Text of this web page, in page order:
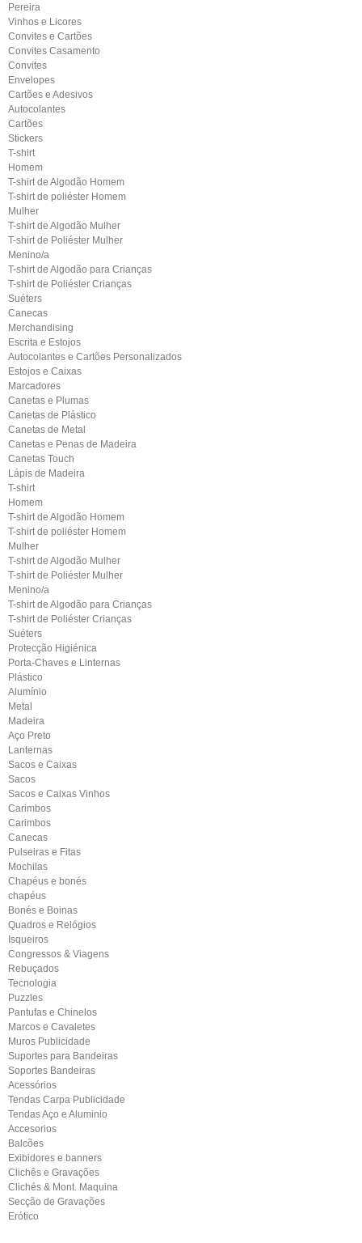
Pereira
Vinhos e Licores
Convites e Cartões
Convites Casamento
Convites
Envelopes
Cartões e Adesivos
Autocolantes
Cartões
Stickers
T-shirt
Homem
T-shirt de Algodão Homem
T-shirt de poliéster Homem
Mulher
T-shirt de Algodão Mulher
T-shirt de Poliéster Mulher
Menino/a
T-shirt de Algodão para Crianças
T-shirt de Poliéster Crianças
Suéters
Canecas
Merchandising
Escrita e Estojos
Autocolantes e Cartões Personalizados
Estojos e Caixas
Marcadores
Canetas e Plumas
Canetas de Plástico
Canetas de Metal
Canetas e Penas de Madeira
Canetas Touch
Lápis de Madeira
T-shirt
Homem
T-shirt de Algodão Homem
T-shirt de poliéster Homem
Mulher
T-shirt de Algodão Mulher
T-shirt de Poliéster Mulher
Menino/a
T-shirt de Algodão para Crianças
T-shirt de Poliéster Crianças
Suéters
Protecção Higiénica
Porta-Chaves e Linternas
Plástico
Alumínio
Metal
Madeira
Aço Preto
Lanternas
Sacos e Caixas
Sacos
Sacos e Caixas Vinhos
Carimbos
Carimbos
Canecas
Pulseiras e Fitas
Mochilas
Chapéus e bonés
chapéus
Bonés e Boinas
Quadros e Relógios
Isqueiros
Congressos & Viagens
Rebuçados
Tecnologia
Puzzles
Pantufas e Chinelos
Marcos e Cavaletes
Muros Publicidade
Suportes para Bandeiras
Soportes Bandeiras
Acessórios
Tendas Carpa Publicidade
Tendas Aço e Aluminio
Accesorios
Balcões
Exibidores e banners
Clichês e Gravações
Clichés & Mont. Maquina
Secção de Gravações
Erótico